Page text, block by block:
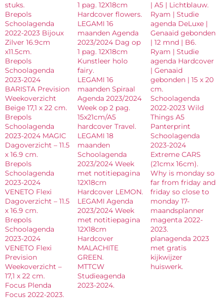
stuks.
Brepols
Schoolagenda
2022-2023 Bijoux
Zilver 16.9cm
x11.5cm.
Brepols
Schoolagenda
2023-2024
BARISTA Prevision
Weekoverzicht
Beige 17,1 x 22 cm.
Brepols
Schoolagenda
2023-2024 MAGIC
Dagoverzicht – 11.5
x 16.9 cm.
Brepols
Schoolagenda
2023-2024
VENETO Flexi
Dagoverzicht – 11.5
x 16.9 cm.
Brepols
Schoolagenda
2023-2024
VENETO Flexi
Prevision
Weekoverzicht –
17,1 x 22 cm.
Focus Plenda
Focus 2022-2023.
1 pag. 12X18cm
Hardcover flowers.
LEGAMI 16
maanden Agenda
2023/2024 Dag op
1 pag. 12X18cm
Kunstleer holo
fairy.
LEGAMI 16
maanden Spiraal
Agenda 2023/2024
Week op 2 pag.
15x21cm/A5
hardcover Travel.
LEGAMI 18
maanden
Schoolagenda
2023/2024 Week
met notitiepagina
12X18cm
Hardcover LEMON.
LEGAMI Agenda
2023/2024 Week
met notitiepagina
12X18cm
Hardcover
MALACHITE
GREEN.
MTTCW
Studieagenda
2023-2024.
| A5 | Lichtblauw.
Ryam | Studie
agenda DeLuxe |
Genaaid gebonden
| 12 mnd | B6.
Ryam | Studie
agenda Hardcover
| Genaaid
gebonden | 15 x 20
cm.
Schoolagenda
2022-2023 Wild
Things A5
Panterprint
Schoolagenda
2023-2024
Extreme CARS
(21cmx 16cm).
Why is monday so
far from friday and
friday so close to
monday 17-
maandsplanner
magenta 2022-
2023.
planagenda 2023
met gratis
kijkwijzer
huiswerk.